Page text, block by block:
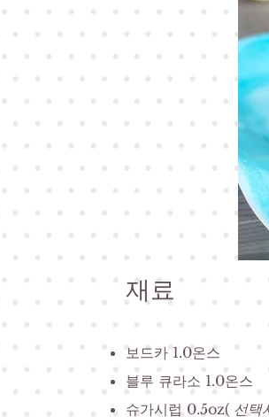
재료
보드카 1.0온스
블루 큐라소 1.0온스
슈가시럽 0.5oz( 선택